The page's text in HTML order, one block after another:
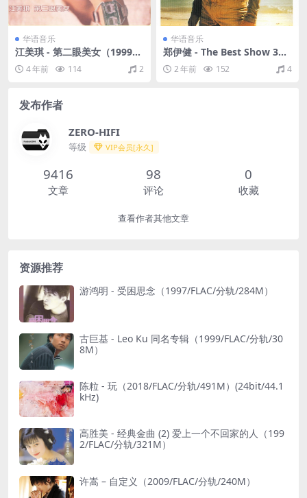
华语音乐
江美琪 - 第二眼美女（1999/F
LAC/分轨/308M）
4 年前 114 2
华语音乐
郑伊健 - The Best Show 3
（2001/FLAC/分轨/788M）
2 年前 152 4
发布作者
ZERO-HIFI
等级 VIP会员[永久]
9416
文章
98
评论
0
收藏
查看作者其他文章
资源推荐
游鸿明 - 受困思念（1997/FLAC/分轨/284M）
古巨基 - Leo Ku 同名专辑（1999/FLAC/分轨/30
8M）
陈粒 - 玩（2018/FLAC/分轨/491M）(24bit/44.1
kHz)
高胜美 - 经典金曲 (2) 爱上一个不回家的人（199
2/FLAC/分轨/321M）
许嵩 – 自定义（2009/FLAC/分轨/240M）